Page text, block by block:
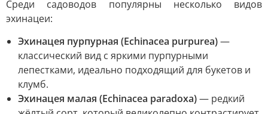
Среди садоводов популярны несколько видов
эхинацеи:
Эхинацея пурпурная (Echinacea purpurea)—
классический вид с яркими пурпурными
лепестками, идеально подходящий для букетов и
клумб.
Эхинацея малая (Echinacea paradoxa)— редкий